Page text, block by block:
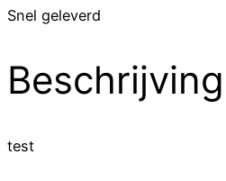
Snel geleverd
Beschrijving
test